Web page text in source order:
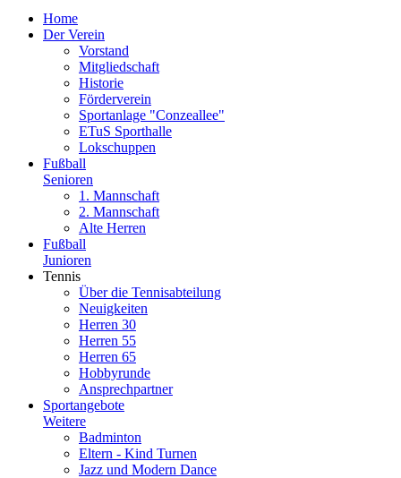
Home
Der Verein
Vorstand
Mitgliedschaft
Historie
Förderverein
Sportanlage "Conzeallee"
ETuS Sporthalle
Lokschuppen
Fußball
Senioren
1. Mannschaft
2. Mannschaft
Alte Herren
Fußball
Junioren
Tennis
Über die Tennisabteilung
Neuigkeiten
Herren 30
Herren 55
Herren 65
Hobbyrunde
Ansprechpartner
Sportangebote
Weitere
Badminton
Eltern - Kind Turnen
Jazz und Modern Dance